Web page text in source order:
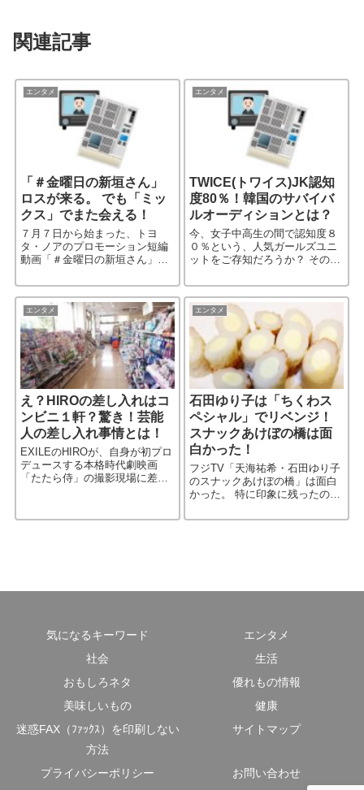
関連記事
エンタメ
「＃金曜日の新垣さん」
ロスが来る。 でも「ミッ
クス」でまた会える！
７月７日から始まった、トヨ
タ・ノアのプロモーション短編
動画「＃金曜日の新垣さん」
る。 一部熱狂的ファンの間では
「＃金曜日の新垣さんロス」さ
え囁かれているという。 たぶ
ん、私［…続きを読む］
エンタメ
TWICE(トワイス)JK認知
度80％！韓国のサバイバ
ルオーディションとは？
今、女子中高生の間で認知度８
０％という、人気ガールズユニ
ットをご存知だろうか？ そのグ
イス）」。 TTポーズが社会現象
（？）になり、世界で最も美し
い顔100人の第8位がいて［…続
きを読む］
エンタメ
え？HIROの差し入れはコ
ンビニ１軒？驚き！芸能
人の差し入れ事情とは！
EXILEのHIROが、自身が初プロ
デュースする本格時代劇映画
「たたら侍」の撮影現場に差し
丸ごと１軒」。 ドラマや映画の
エンタメ
石田ゆり子は「ちくわス
ペシャル」でリベンジ！
スナックあけぼの橋は面
白かった！
フジTV「天海祐希・石田ゆり子
のスナックあけぼの橋」は面白
かった。 特に印象に残ったのは
『ウォンテッド』。 振り付けも
気になるキーワード
エンタメ
社会
生活
おもしろネタ
優れもの情報
美味しいもの
健康
迷惑FAX（ﾌｧｯｸｽ）を印刷しない
方法
サイトマップ
プライバシーポリシー お問い合わせ